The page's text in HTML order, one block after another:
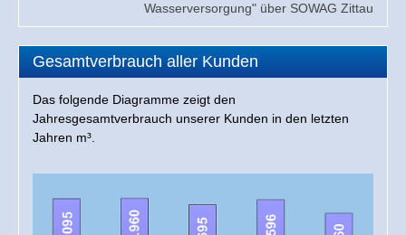
Wasserversorgung" über SOWAG Zittau
Gesamtverbrauch aller Kunden
Das folgende Diagramme zeigt den
Jahresgesamtverbrauch unserer Kunden in den letzten
Jahren m³.